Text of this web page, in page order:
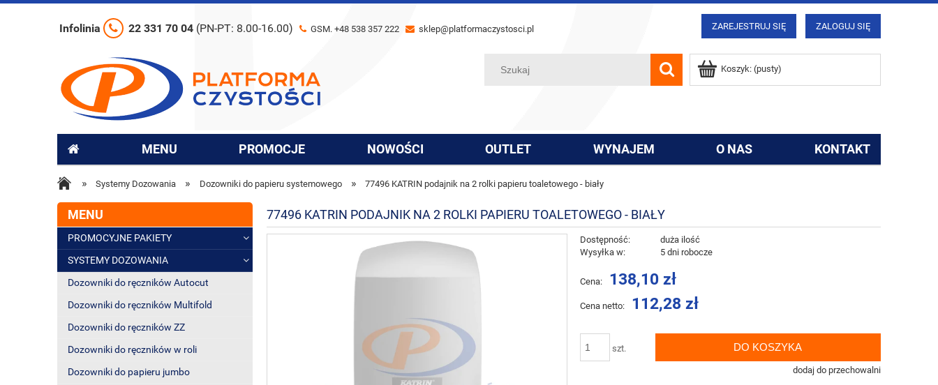
Infolinia 22 331 70 04 (PN-PT: 8.00-16.00) GSM. +48 538 357 222 sklep@platformaczystosci.pl ZAREJESTRUJ SIĘ ZALOGUJ SIĘ
Koszyk: (pusty)
MENU PROMOCJE NOWOŚCI OUTLET WYNAJEM O NAS KONTAKT
» Systemy Dozowania » Dozowniki do papieru systemowego » 77496 KATRIN podajnik na 2 rolki papieru toaletowego - biały
MENU
PROMOCYJNE PAKIETY
SYSTEMY DOZOWANIA
Dozowniki do ręczników Autocut
Dozowniki do ręczników Multifold
Dozowniki do ręczników ZZ
Dozowniki do ręczników w roli
Dozowniki do papieru jumbo
77496 KATRIN PODAJNIK NA 2 ROLKI PAPIERU TOALETOWEGO - BIAŁY
Dostępność:
duża ilość
Wysyłka w:
5 dni robocze
Cena: 138,10 zł
Cena netto: 112,28 zł
szt. DO KOSZYKA
dodaj do przechowalni